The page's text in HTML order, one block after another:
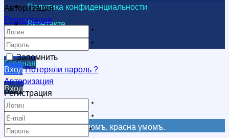
Политика конфиденциальности
Вконтакте
Видеоканал
Главная
Вход
Вход
Регистрация
Регистрация
Не красна книга письмомъ, красна умомъ.
Авторизация
Регистрация
*
*
Запомнить
ВходПотеряли пароль ?
Авторизация
Регистрация
*
*
*